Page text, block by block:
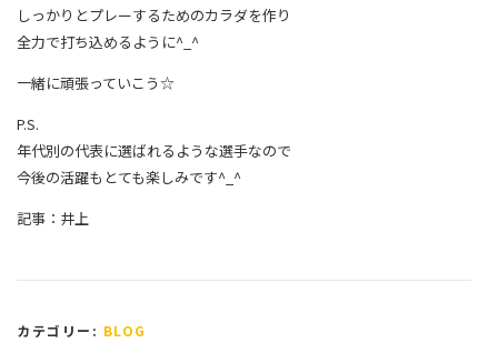
しっかりとプレーするためのカラダを作り
全力で打ち込めるように^_^
一緒に頑張っていこう☆
P.S.
年代別の代表に選ばれるような選手なので
今後の活躍もとても楽しみです^_^
記事：井上
カテゴリー: BLOG